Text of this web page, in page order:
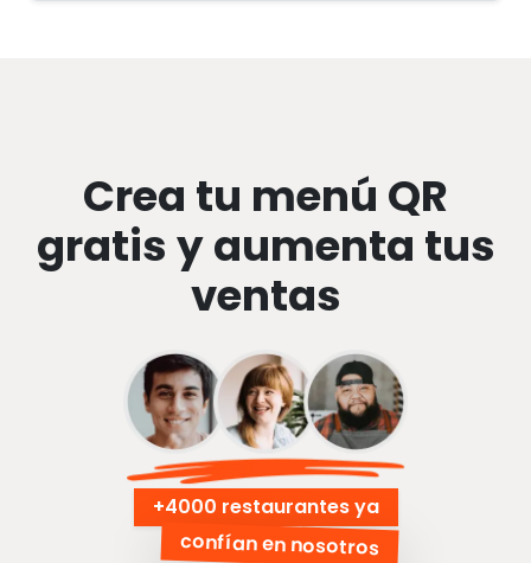
Crea tu menú QR
gratis y aumenta tus
ventas
+4000 restaurantes ya
confían en nosotros